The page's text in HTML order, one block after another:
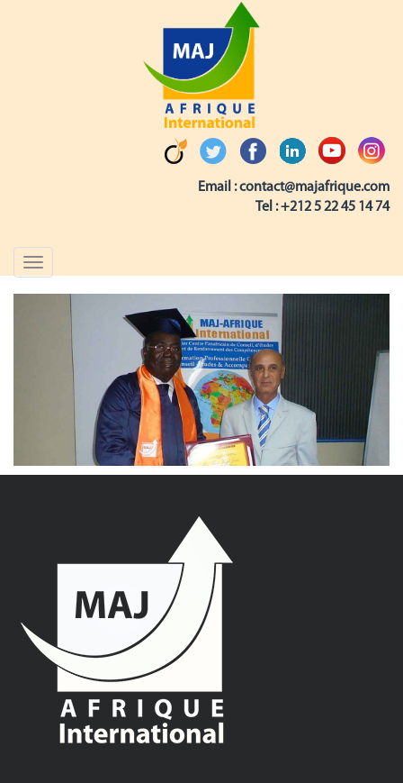
Email :contact@majafrique.com
Tel :+212 5 22 45 14 74
Toggle
navigation